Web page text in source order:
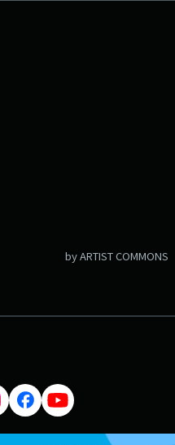
by ARTIST COMMONS